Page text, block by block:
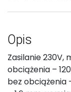
Opis
Zasilanie 230V,
obciążenia –
bez obciążenia